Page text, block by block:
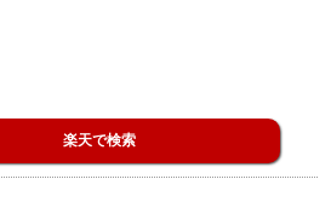
楽天で検索